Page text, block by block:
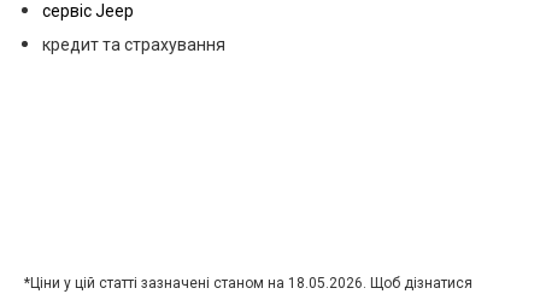
сервіс Jeep
кредит та страхування
*Ціни у цій статті зазначені станом на 18.05.2026. Щоб дізнатися